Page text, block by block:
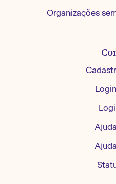
Organizações
Login
Ajuda
Ajuda